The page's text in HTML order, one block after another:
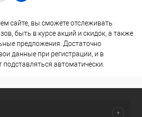
сайте, вы сможете отслеживать
быть в курсе акций и скидок, а также
предложения. Достаточно
данные при регистрации, и в
автоматически.